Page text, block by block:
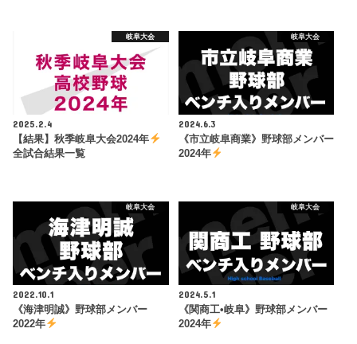
岐阜大会
2025.2.4
【結果】秋季岐阜大会2024年
全試合結果一覧
岐阜大会
2024.6.3
《市立岐阜商業》野球部メンバー
2024年
岐阜大会
2022.10.1
《海津明誠》野球部メンバー
2022年
岐阜大会
2024.5.1
《関商工•岐阜》野球部メンバー
2024年